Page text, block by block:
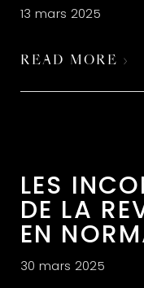
13 mars 2025
READ MORE ›
LES
DE LA
EN
30 mars 2025